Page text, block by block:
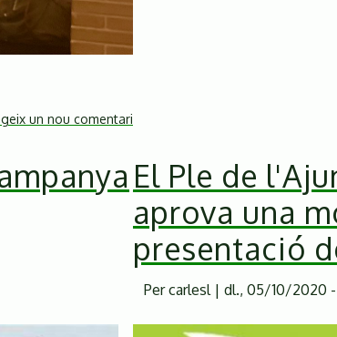
un nou comentari
El Ple de
aprova una
presentació
Percarlesl| dl., 05/10/2020 -